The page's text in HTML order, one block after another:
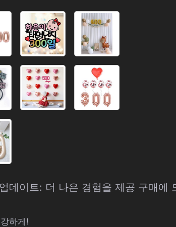
데이트: 더 나은 경험을 제공 구매에
하게!